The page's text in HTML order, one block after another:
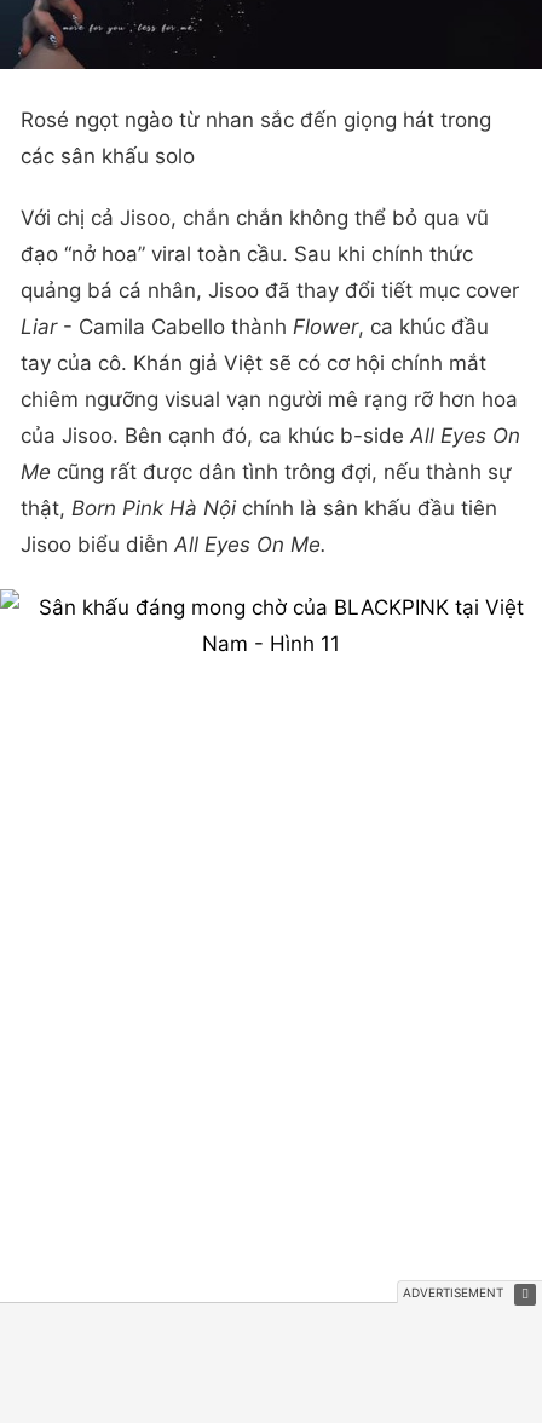
Rosé ngọt ngào từ nhan sắc đến giọng hát trong
các sân khấu solo
Với chị cả Jisoo, chắn chắn không thể bỏ qua vũ
đạo “nở hoa” viral toàn cầu. Sau khi chính thức
quảng bá cá nhân, Jisoo đã thay đổi tiết mục cover
Liar - Camila Cabello thành Flower, ca khúc đầu
tay của cô. Khán giả Việt sẽ có cơ hội chính mắt
chiêm ngưỡng visual vạn người mê rạng rỡ hơn hoa
của Jisoo. Bên cạnh đó, ca khúc b-side All Eyes On
Me cũng rất được dân tình trông đợi, nếu thành sự
thật, Born Pink Hà Nội chính là sân khấu đầu tiên
Jisoo biểu diễn All Eyes On Me.